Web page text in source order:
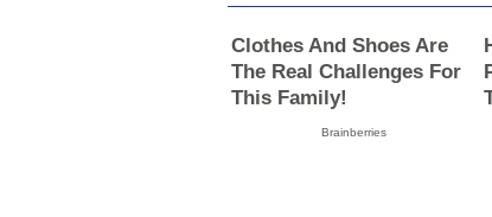
Clothes And Shoes Are
The Real Challenges For
This Family!
Brainberries